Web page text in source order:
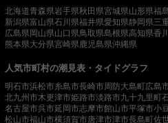
北海道青森県岩手県秋田県宮城県山形県福
新潟県富山県石川県福井県愛知県静岡県三
広島県岡山県山口県鳥取県島根県高知県香
熊本県大分県宮崎県 鹿児島県沖縄県
人気市町村の潮見表・タイドグラフ
明石市浜松市糸島市長崎市周防大島町広島
北九州市木更津市姫路市淡路市九十九里町
名古屋市呉市延岡市志摩市館山市平塚市小
松山市福山市横須賀市唐津市津市長島町佐